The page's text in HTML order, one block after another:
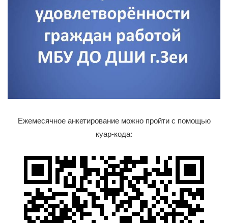
Ежемесячное анкетирование можно пройти с помощью
куар-кода: